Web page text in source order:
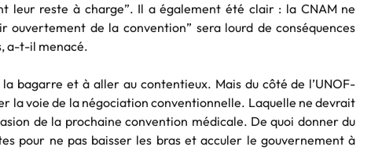
leur reste à charge”. Il a également été clair : la CNAM ne
ouvertement de la convention” sera lourd de conséquences
a-t-il menacé.
bagarre et à aller au contentieux. Mais du côté de l’UNOF-
la voie de la négociation conventionnelle. Laquelle ne devrait
de la prochaine convention médicale. De quoi donner du
pour ne pas baisser les bras et acculer le gouvernement à